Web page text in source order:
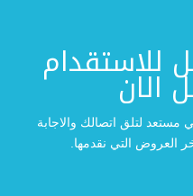
للاستقدام
الان
مستعد لتلق اتصالك والاجابة
العروض التي نقدمها.